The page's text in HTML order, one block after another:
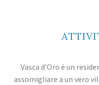
Vasca d’Oro è un
assomigliare a un vero